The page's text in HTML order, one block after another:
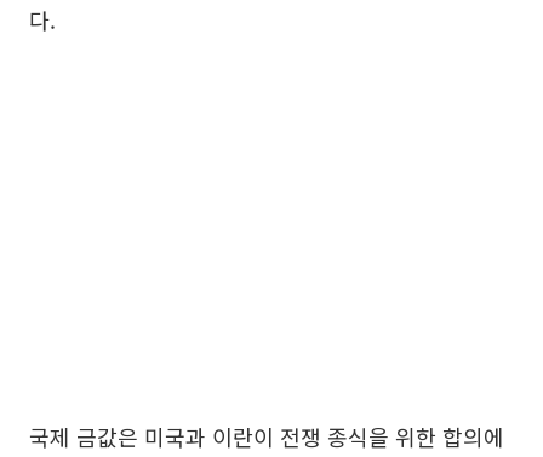
다.
국제 금값은 미국과 이란이 전쟁 종식을 위한 합의에